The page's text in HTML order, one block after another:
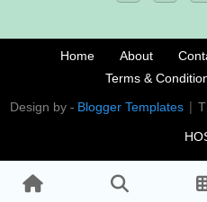
Home About
Terms &
Design by - Blogger Templates |